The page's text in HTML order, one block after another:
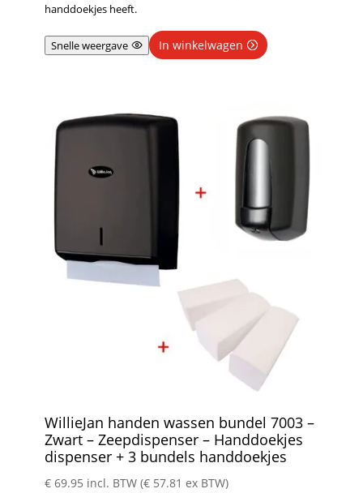
handdoekjes heeft.
Snelle weergave In winkelwagen
WillieJan handen wassen bundel 7003 –
Zwart – Zeepdispenser – Handdoekjes
dispenser + 3 bundels handdoekjes
€69.95 incl. BTW (€57.81 ex BTW)